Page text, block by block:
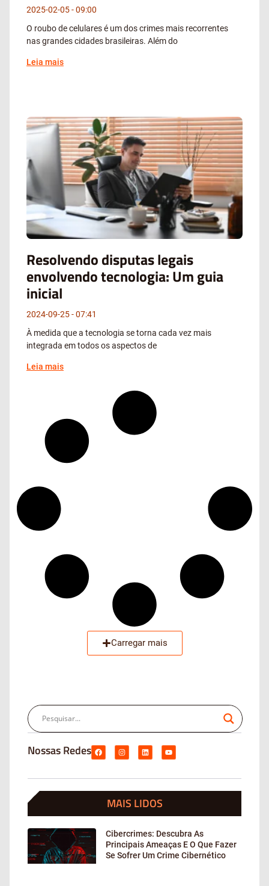
2025-02-05
09:00
O roubo de celulares é um dos crimes mais recorrentes
nas grandes cidades brasileiras. Além do
Leia mais
Resolvendo disputas legais
envolvendo tecnologia: Um guia
inicial
2024-09-25
07:41
À medida que a tecnologia se torna cada vez mais
integrada em todos os aspectos de
Leia mais
Carregar mais
Nossas Redes
MAIS LIDOS
Cibercrimes: Descubra As
Principais Ameaças E O Que Fazer
Se Sofrer Um Crime Cibernético